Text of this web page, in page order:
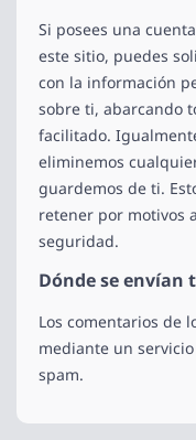
Si posees una
este sitio, puedes
con la información
sobre ti, abarcando
facilitado.
eliminemos
guardemos de ti.
retener por motivos
seguridad.
Dónde se envían
Los comentarios de
mediante un
spam.